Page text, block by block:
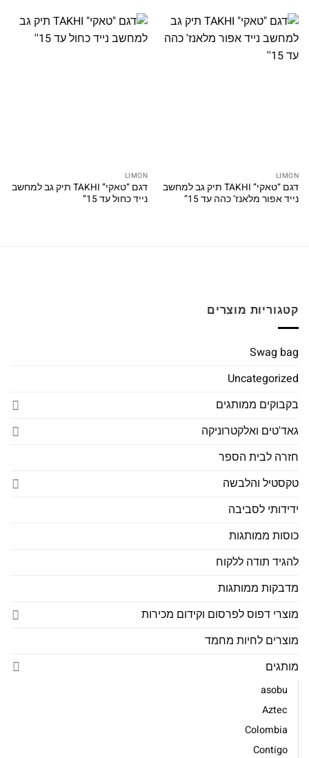
LIMON
דגם “טאקי” TAKHI תיק גב למחשב
נייד אפור מלאנז’ כהה עד 15”
LIMON
דגם “טאקי” TAKHI תיק גב למחשב
נייד כחול עד 15”
קטגוריות מוצרים
Swag bag
Uncategorized
בקבוקים ממותגים
גאד'טים ואלקטרוניקה
חזרה לבית הספר
טקסטיל והלבשה
ידידותי לסביבה
כוסות ממותגות
להגיד תודה ללקוח
מדבקות ממותגות
מוצרי דפוס לפרסום וקידום מכירות
מוצרים לחיות מחמד
מותגים
asobu
Aztec
Colombia
Contigo